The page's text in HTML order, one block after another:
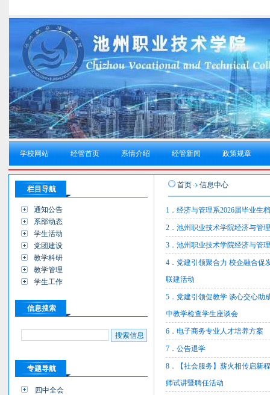
学校网站 经管首页 系情介绍 经管新闻 政策规章
栏目导航
通知公告
系部动态
学生活动
党团建设
教学科研
教学管理
学生工作
信息搜索
专题导航
四中全会
首页 信息中心
1．经济与管理系2026届毕业生
2．池州职业技术学院经济与管
3．池州职业技术学院经济与管
4．党建引领聚合力 校企融合促
联建活动
5．党建引领促教学 谈心交心
中教学检查学生座谈会
6．电子商务专业人才培养方案
7．公告退学
8．【社会服务】薪火相传启新
师试讲暨聘任活动